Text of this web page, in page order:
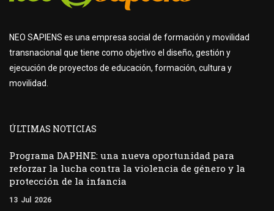
NEO SAPIENS es una empresa social de formación y movilidad
transnacional que tiene como objetivo el diseño, gestión y
ejecución de proyectos de educación, formación, cultura y
movilidad.
ÚLTIMAS NOTICIAS
Programa DAPHNE: una nueva oportunidad para
reforzar la lucha contra la violencia de género y la
protección de la infancia
13 Jul 2026